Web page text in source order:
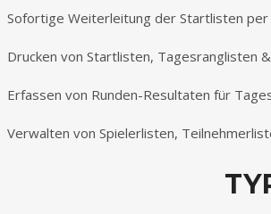
Sofortige Weiterleitung der Startlisten per
Drucken von Startlisten, Tagesranglisten
Erfassen von Runden-Resultaten für
Verwalten von Spielerlisten,